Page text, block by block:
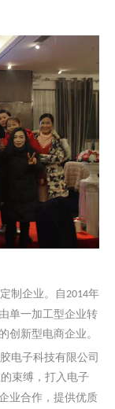
制企业。自2014年
单一加工型企业转
创新型电商企业。
电子科技有限公司
束缚，打入电子
业合作，提供优质